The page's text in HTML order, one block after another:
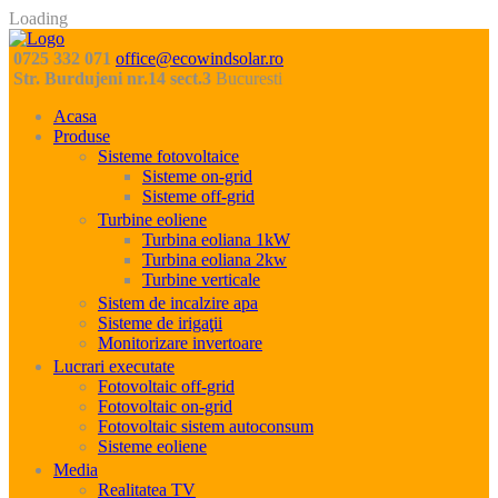
Loading
0725 332 071 office@ecowindsolar.ro
Str. Burdujeni nr.14 sect.3 Bucuresti
Acasa
Produse
Sisteme fotovoltaice
Sisteme on-grid
Sisteme off-grid
Turbine eoliene
Turbina eoliana 1kW
Turbina eoliana 2kw
Turbine verticale
Sistem de incalzire apa
Sisteme de irigaţii
Monitorizare invertoare
Lucrari executate
Fotovoltaic off-grid
Fotovoltaic on-grid
Fotovoltaic sistem autoconsum
Sisteme eoliene
Media
Realitatea TV